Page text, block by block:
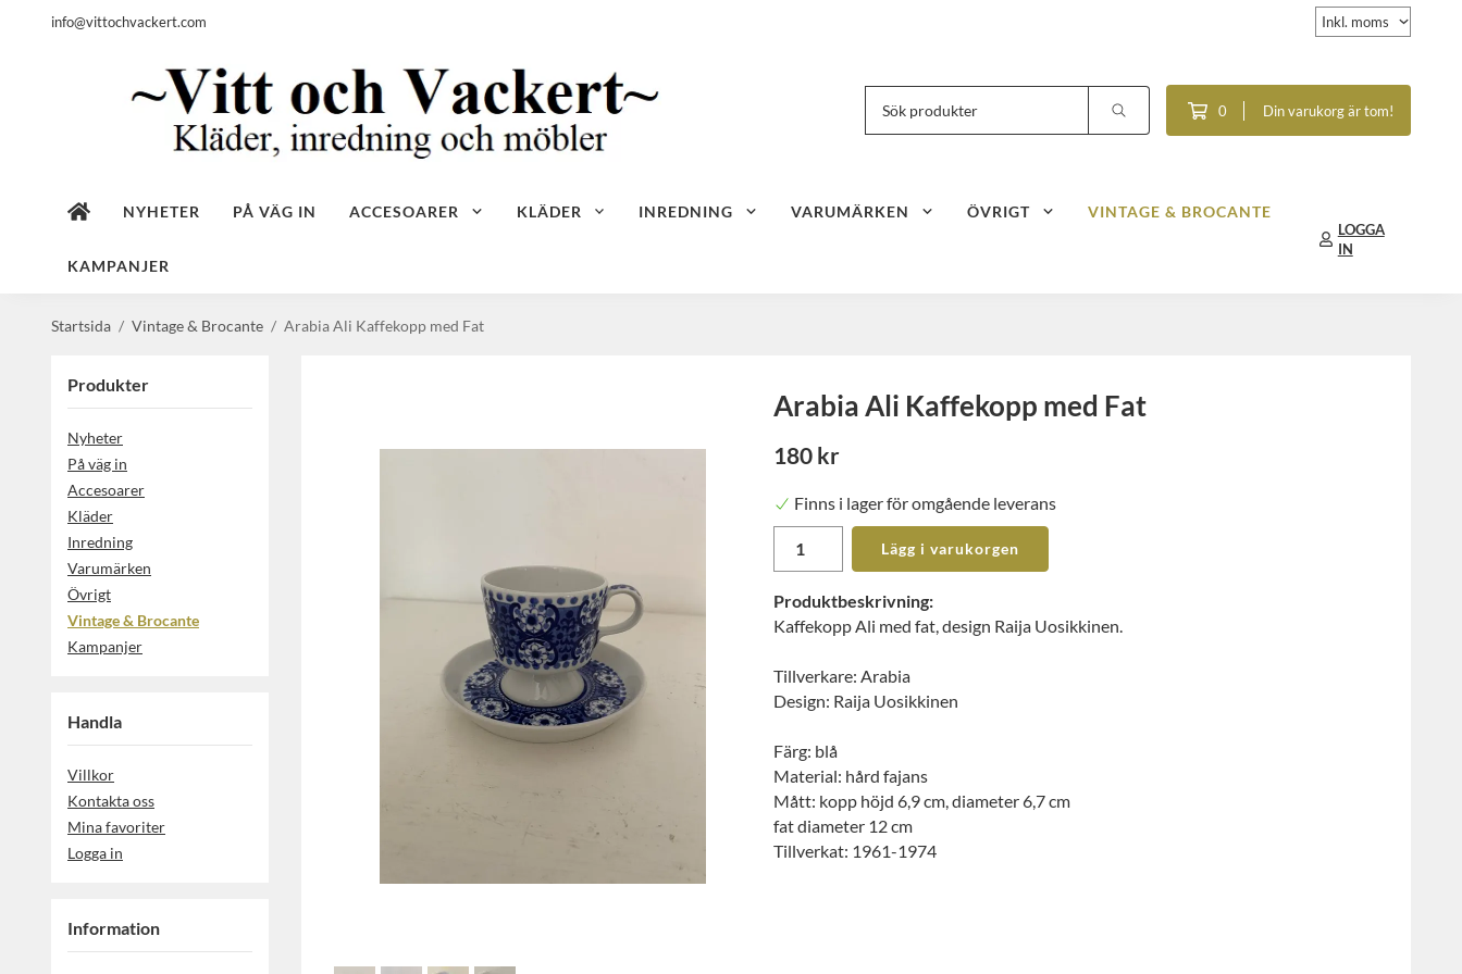
info@vittochvackert.com
0 Din varukorg är tom!
NYHETER PÅ VÄG IN ACCESOARER KLÄDER INREDNING VARUMÄRKEN ÖVRIGT VINTAGE & BROCANTE
KAMPANJER
LOGGA
IN
Startsida / Vintage & Brocante / Arabia Ali Kaffekopp med Fat
Produkter
Nyheter
På väg in
Accesoarer
Kläder
Inredning
Varumärken
Övrigt
Vintage & Brocante
Kampanjer
Handla
Villkor
Kontakta oss
Mina favoriter
Logga in
Information
Arabia Ali Kaffekopp med Fat
180 kr
Finns i lager för omgående leverans
Lägg i varukorgen
Produktbeskrivning:
Kaffekopp Ali med fat, design Raija Uosikkinen.
Tillverkare: Arabia
Design: Raija Uosikkinen
Färg: blå
Material: hård fajans
Mått: kopp höjd 6,9 cm, diameter 6,7 cm
fat diameter 12 cm
Tillverkat: 1961-1974